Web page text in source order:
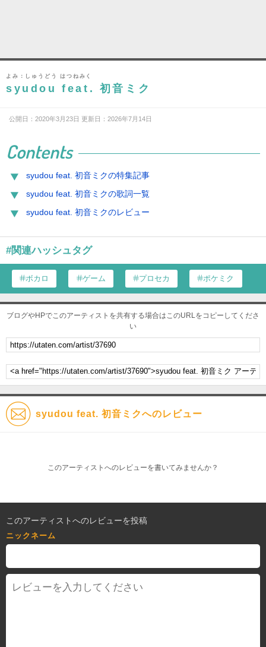
よみ：しゅうどう はつねみく
syudou feat. 初音ミク
公開日：2020年3月23日 更新日：2026年7月14日
Contents
syudou feat. 初音ミクの特集記事
syudou feat. 初音ミクの歌詞一覧
syudou feat. 初音ミクのレビュー
#関連ハッシュタグ
ボカロ ゲーム プロセカ ポケミク
ブログやHPでこのアーティストを共有する場合はこのURLをコピーしてくださ
い
syudou feat. 初音ミクへのレビュー
このアーティストへのレビューを書いてみませんか？
このアーティストへのレビューを投稿
ニックネーム